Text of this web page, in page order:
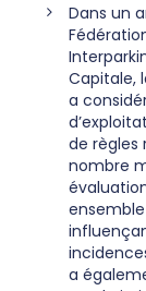
Dans un
Capitale,
a
de règles
nombre
a